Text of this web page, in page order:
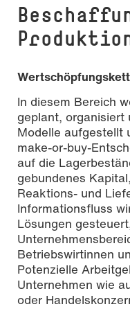
In diesem Bereich
geplant, organisiert
Modelle aufgestellt
make-or-buy-
auf die
gebundenes
Reaktions- und
Informationsfluss
Lösungen
Betriebswirtinnen
Potenzielle
Unternehmen wie
oder